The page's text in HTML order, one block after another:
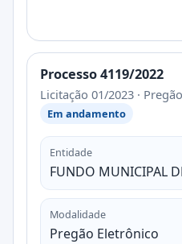
Processo 4119/2022
Licitação 01/2023 ·
Em andamento
Entidade
FUNDO MUNICIPAL
Modalidade
Pregão Eletrônico